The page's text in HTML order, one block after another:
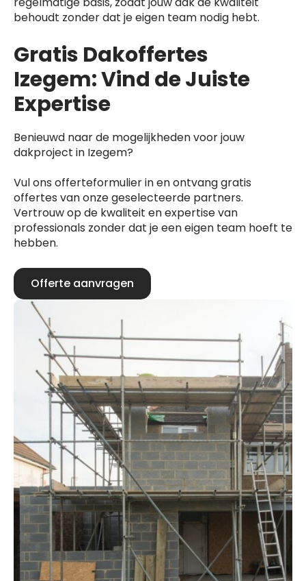
behoudt zonder dat je eigen team nodig hebt.
Gratis Dakoffertes
Izegem: Vind de Juiste
Expertise
Benieuwd naar de mogelijkheden voor jouw
dakproject in Izegem?
Vul ons offerteformulier in en ontvang gratis
offertes van onze geselecteerde partners.
Vertrouw op de kwaliteit en expertise van
professionals zonder dat je een eigen team hoeft te
hebben.
Offerte aanvragen